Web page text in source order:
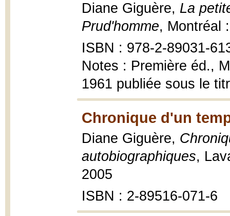
Diane Giguère, La
Prud'homme, Montréal
ISBN : 978-2-89031-
Notes : Première éd.,
1961 publiée sous le
Chronique d'un
Diane Giguère,
autobiographiques,
2005
ISBN : 2-89516-071-6